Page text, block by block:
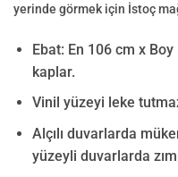
yerinde görmek için İstoç
Ebat: En 106 cm x Boy
kaplar.
Vinil yüzeyi leke
Alçılı duvarlarda
yüzeyli duvarlarda